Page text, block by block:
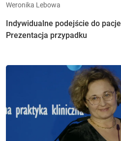
Weronika Lebowa
Indywidualne podejście do
Prezentacja przypadku